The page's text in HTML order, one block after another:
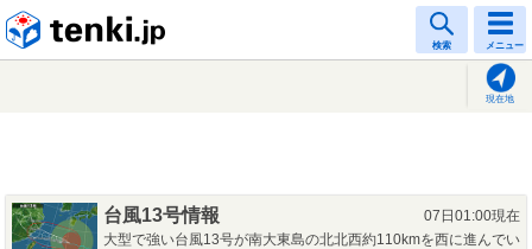
検索 メニュー
現在地
台風13号情報
07日01:00現在
大型で強い台風13号が南大東島の北北西約110kmを西に進んでい